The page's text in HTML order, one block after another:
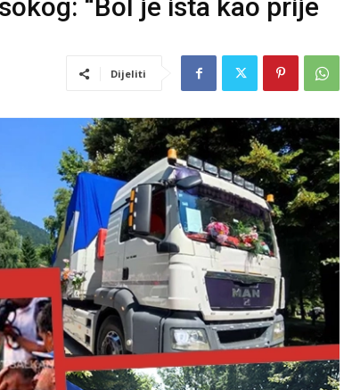
“Bol je ista kao prije
Dijeliti